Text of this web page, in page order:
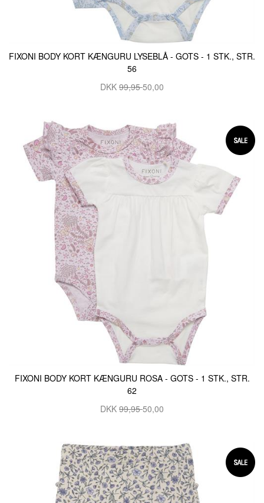
FIXONI BODY KORT KÆNGURU LYSEBLÅ - GOTS - 1 STK., STR.
56
DKK 99,9550,00
FIXONI BODY KORT KÆNGURU ROSA - GOTS - 1 STK., STR.
62
DKK 99,9550,00